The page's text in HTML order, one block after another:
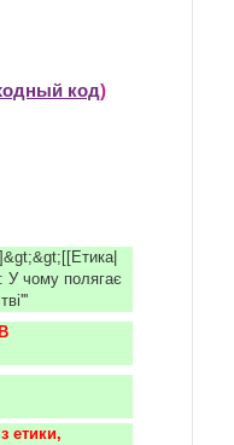
код)
У чому полягає
етики,